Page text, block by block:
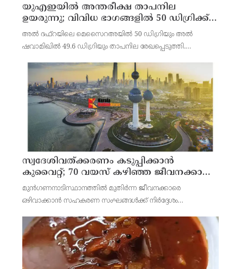
യുഎഇയില്‍ അന്തരീക്ഷ താപനില
ഉയരുന്നു; വിവിധ ഭാഗങ്ങളില്‍ 50 ഡിഗ്രിക്ക്
മുകളില്‍ ചൂട്
അല്‍ ദഫ്റയിലെ മെസൈറഅയില്‍ 50 ഡിഗ്രിയും അല്‍
ഷവാമിഖില്‍ 49.6 ഡിഗ്രിയും താപനില രേഖപ്പെടുത്തി.
മേഖലകളിലാണ് വന്‍ തോതില്‍ ചൂട് അനുഭവപ്പെട്ടത്.
സ്വദേശിവത്ക്കരണം കടുപ്പിക്കാന്‍
കുവൈറ്റ്; 70 വയസ് കഴിഞ്ഞ ജീവനക്കാരെ
പിരിച്ചുവിടാന്‍ തീരുമാനം
മുന്‍ഗണനാടിസ്ഥാനത്തില്‍ മുതിര്‍ന്ന ജീവനക്കാരെ
ഒഴിവാക്കാന്‍ സഹകരണ സംഘങ്ങള്‍ക്ക് നിര്‍ദ്ദേശം